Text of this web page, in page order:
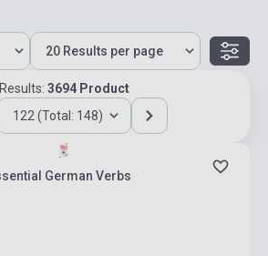
Results: 3694 Product
122 (Total: 148)
German Verbs